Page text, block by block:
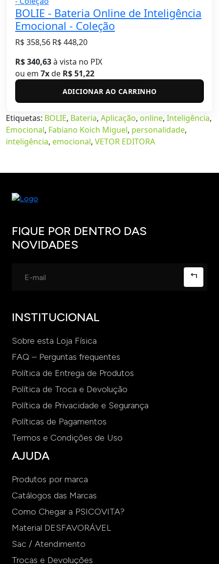
BOLIE - Bateria Online de Inteligência
Emocional - Coleção
R$ 358,56 R$ 448,20
R$ 340,63à vista no PIX
ou em 7xde R$ 51,22
ADICIONAR AO CARRINHO
Etiquetas: BOLIE, Bateria, Aplicação, online, Inteligência,
Emocional, Fabiano Koich Miguel, personalidade,
inteligência, emocional, VETOR EDITORA
FIQUE POR DENTRO DAS
NOVIDADES
INSTITUCIONAL
Sobre esta Loja Física
FAQ – Perguntas frequentes
Política de Entrega de Produtos
Política de Troca e Devolução
Política de Privacidade e Segurança
Políticas de Pagamentos
Termos e Condições de Uso
AJUDA
Produtos por marca
Catálogos das Marcas
Como Chegar a PSICOVITA?
Material DESFAVORÁVEL
Sac / Atendimento
Trocas e Devoluções